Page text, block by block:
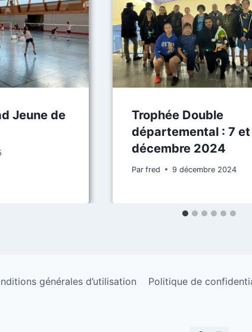
Jeune de
Trophée Double
départemental : 7
décembre 2024
Par fred 9 décembre 2024
générales d’utilisation Politique de